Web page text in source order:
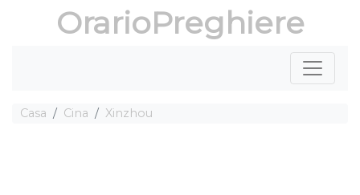
OrarioPreghiere
Casa Cina Xinzhou